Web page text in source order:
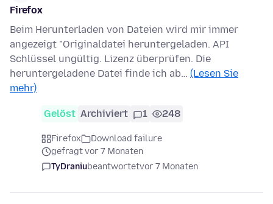
Firefox
Beim Herunterladen von Dateien wird mir immer
angezeigt "Originaldatei heruntergeladen. API
Schlüssel ungültig. Lizenz überprüfen. Die
heruntergeladene Datei finde ich ab… (Lesen Sie
mehr)
Gelöst Archiviert 1 248
Firefox
Download failure
gefragt vor 7 Monaten
TyDraniubeantwortetvor 7 Monaten